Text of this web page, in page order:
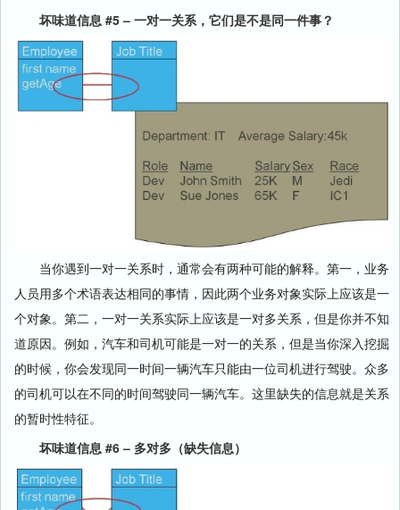
坏味道信息 #5 – 一对一关系，它们是不是同一件事？
当你遇到一对一关系时，通常会有两种可能的解释。第一，业务
人员用多个术语表达相同的事情，因此两个业务对象实际上应该是一
个对象。第二，一对一关系实际上应该是一对多关系，但是你并不知
道原因。例如，汽车和司机可能是一对一的关系，但是当你深入挖掘
的时候，你会发现同一时间一辆汽车只能由一位司机进行驾驶。众多
的司机可以在不同的时间驾驶同一辆汽车。这里缺失的信息就是关系
的暂时性特征。
坏味道信息 #6 – 多对多（缺失信息）